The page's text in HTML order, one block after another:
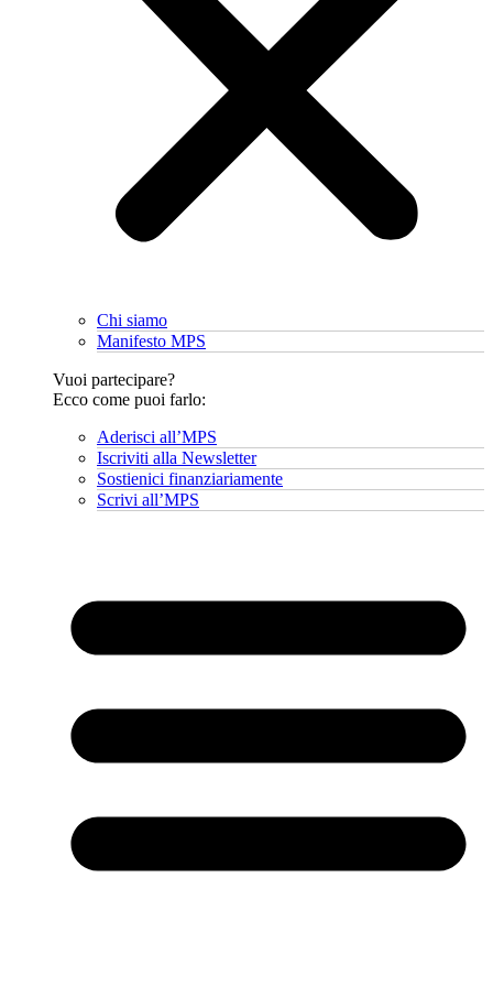
Chi siamo
Manifesto MPS
Vuoi partecipare?
Ecco come puoi farlo:
Aderisci all’MPS
Iscriviti alla Newsletter
Sostienici finanziariamente
Scrivi all’MPS